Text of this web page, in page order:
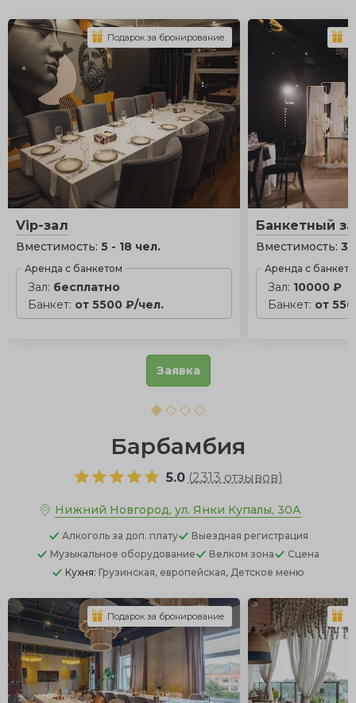
Vip-зал
Вместимость: 5 - 18 чел.
Аренда с банкетом
Зал: бесплатно
Банкет: от 5500 ₽/чел.
Подарок за бронирование
Банкетный
Вместимость:
Аренда с
Зал: 10000 ₽
Банкет: от
Заявка
Барбамбия
5.0 (2313 отзывов)
Нижний Новгород, ул. Янки Купалы, 30А
Алкоголь за доп. плату
Выездная регистрация
Музыкальное оборудование
Велком зона
Сцена
Кухня: Грузинская, европейская, Детское меню
Подарок за бронирование